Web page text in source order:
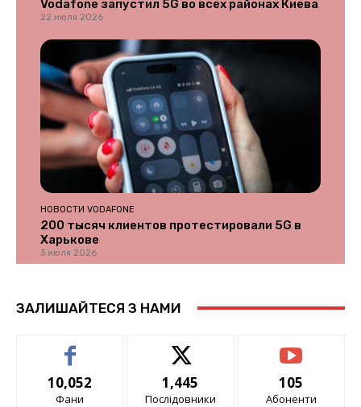
Vodafone запустил 5G во всех районах Киева
22 июля 2026
НОВОСТИ VODAFONE
200 тысяч клиентов протестировали 5G в
Харькове
3 июля 2026
ЗАЛИШАЙТЕСЯ З НАМИ
10,052
Фани
1,445
Послідовники
105
Абоненти